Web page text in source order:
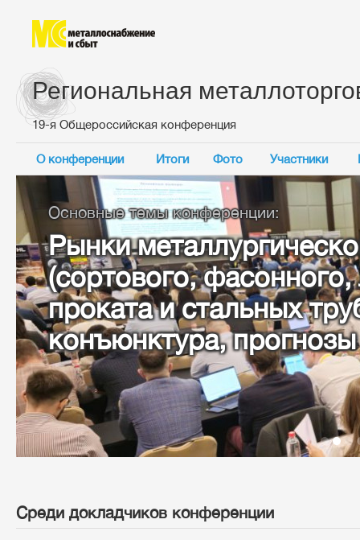
Региональная
19-я Общероссийская конференция
О конференции Итоги Фото Участники
Основные темы конференции:
Рынки
(сортового, фасонного,
проката и стальных
конъюнктура, прогнозы
Среди докладчиков конференции